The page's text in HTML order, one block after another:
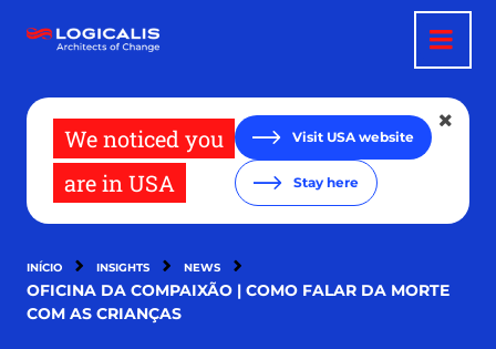
para
We noticed you
are in USA
Visit USA website
Stay here
INÍCIO INSIGHTS NEWS
OFICINA DA COMPAIXÃO | COMO FALAR DA MORTE
COM AS CRIANÇAS